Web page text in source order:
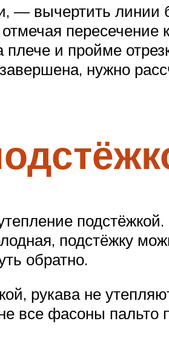
— вычертить
отмечая
и пройме
нужно
подстёжку
обратно.
рукава не
все фасоны пальто